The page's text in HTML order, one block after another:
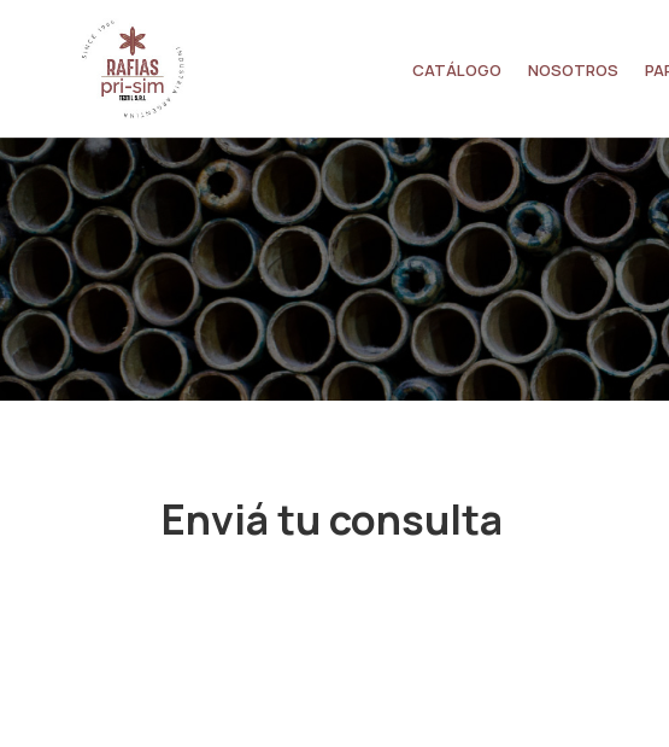
CATÁLOGO NOSOTROS
Enviá tu consulta